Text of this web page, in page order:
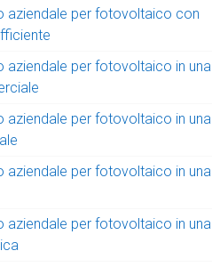
aziendale per fotovoltaico con
aziendale per fotovoltaico in una
aziendale per fotovoltaico in una
aziendale per fotovoltaico in una
aziendale per fotovoltaico in una